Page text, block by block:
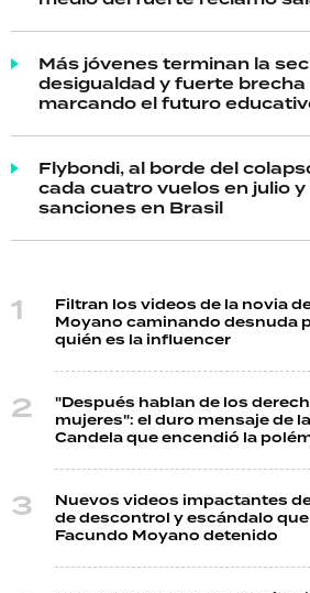
Más jóvenes terminan la
desigualdad y fuerte brecha
marcando el futuro
Flybondi, al borde del
cada cuatro vuelos en julio
sanciones en Brasil
Filtran los videos de la novia
Moyano caminando desnuda
quién es la influencer
"Después hablan de los
mujeres": el duro mensaje de
Candela que encendió la
Nuevos videos impactantes
de descontrol y escándalo
Facundo Moyano detenido